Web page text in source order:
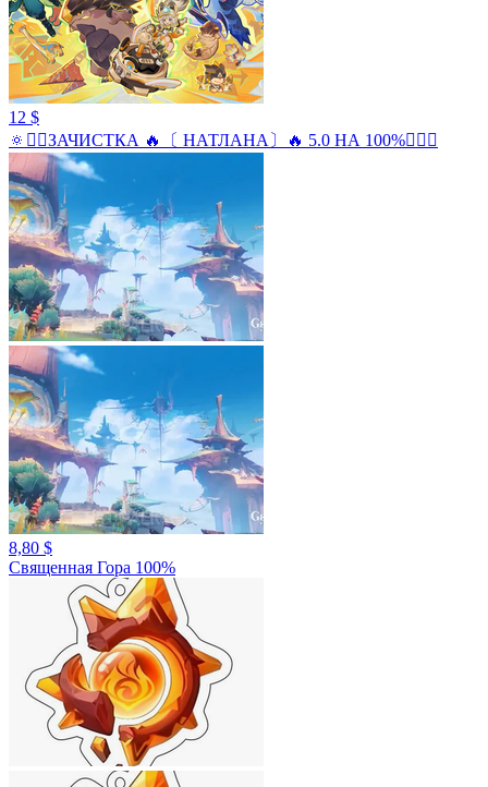
12 $
🔅❤️‍🔥ЗАЧИСТКА 🔥〔 НАТЛАНА〕🔥 5.0 НА 100%❤️‍🔥🔅
8,80 $
Священная Гора 100%